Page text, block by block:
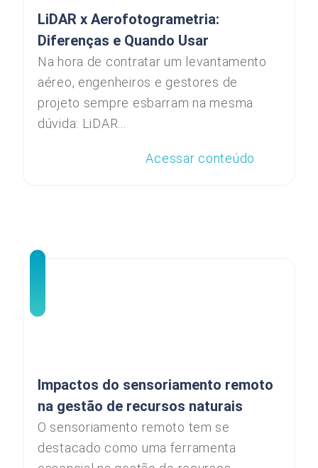
LiDAR x Aerofotogrametria:
Diferenças e Quando Usar
Na hora de contratar um levantamento
aéreo, engenheiros e gestores de
projeto sempre esbarram na mesma
dúvida: LiDAR...
Acessar conteúdo
Impactos do sensoriamento remoto
na gestão de recursos naturais
O sensoriamento remoto tem se
destacado como uma ferramenta